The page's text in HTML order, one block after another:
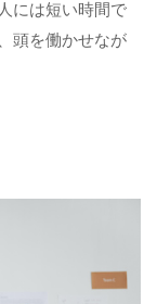
には短い時間で
頭を働かせなが